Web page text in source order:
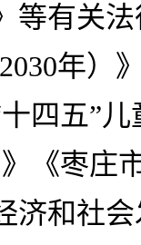
等有关
年）
四五”
《枣庄
济和社